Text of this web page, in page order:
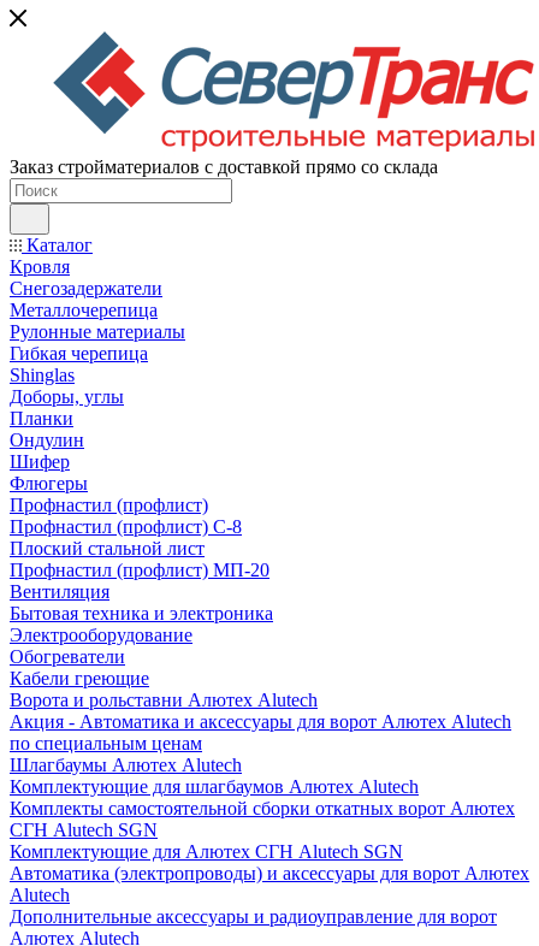
Заказ стройматериалов с доставкой прямо со склада
Каталог
Кровля
Снегозадержатели
Металлочерепица
Рулонные материалы
Гибкая черепица
Shinglas
Доборы, углы
Планки
Ондулин
Шифер
Флюгеры
Профнастил (профлист)
Профнастил (профлист) С-8
Плоский стальной лист
Профнастил (профлист) МП-20
Вентиляция
Бытовая техника и электроника
Электрооборудование
Обогреватели
Кабели греющие
Ворота и рольставни Алютех Alutech
Акция - Автоматика и аксессуары для ворот Алютех Alutech
по специальным ценам
Шлагбаумы Алютех Alutech
Комплектующие для шлагбаумов Алютех Alutech
Комплекты самостоятельной сборки откатных ворот Алютех
СГН Alutech SGN
Комплектующие для Алютех СГН Alutech SGN
Автоматика (электропроводы) и аксессуары для ворот Алютех
Alutech
Дополнительные аксессуары и радиоуправление для ворот
Алютех Alutech